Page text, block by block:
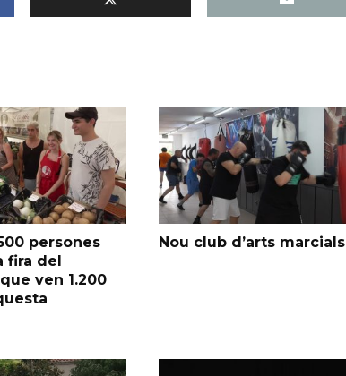
persones
fira del
ven 1.200
Nou club d’arts marcials